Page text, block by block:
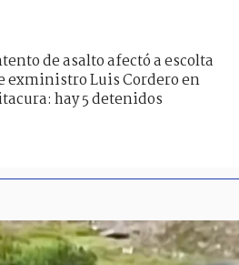
de asalto afectó a escolta
exministro Luis Cordero en
hay 5 detenidos